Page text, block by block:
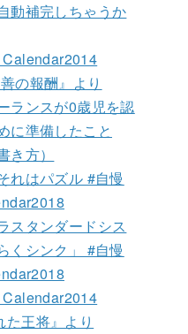
動補完しちゃうか
の報酬』より
ランスが0歳児を認
に準備したこと
き方）
れはパズル #自慢
スタンダードシス
くシンク」 #自慢
王将』より